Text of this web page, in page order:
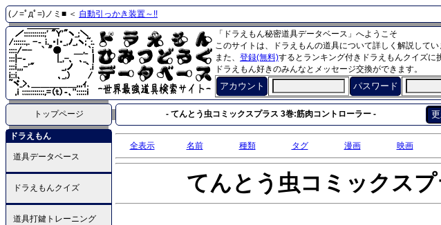
(ノ=ﾟдﾟ=)ノミ■ ＜ 自動引っかき装置～!!
「ドラえもん秘密道具データベース」へようこそ
このサイトは、ドラえもんの道具について詳しく解説してい
また、 登録(無料)するとランキング付きドラえもんクイズに
ドラえもん好きのみんなとメッセージ交換ができます。
アカウント パスワード
トップページ - てんとう虫コミックスプラス 3巻:筋肉コントローラー -
ドラえもん
道具データベース
ドラえもんクイズ
道具打鍵トレーニング
全表示 名前 種類 タグ 漫画 映画
てんとう虫コミックスプ